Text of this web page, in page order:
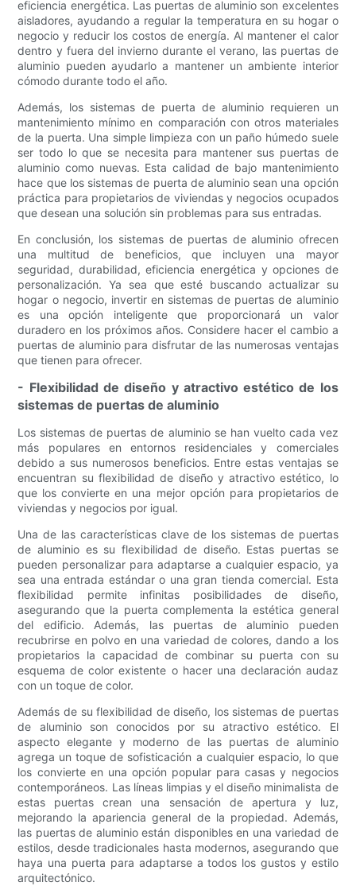
eficiencia energética. Las puertas de aluminio son excelentes
aisladores, ayudando a regular la temperatura en su hogar o
negocio y reducir los costos de energía. Al mantener el calor
dentro y fuera del invierno durante el verano, las puertas de
aluminio pueden ayudarlo a mantener un ambiente interior
cómodo durante todo el año.
Además, los sistemas de puerta de aluminio requieren un
mantenimiento mínimo en comparación con otros materiales
de la puerta. Una simple limpieza con un paño húmedo suele
ser todo lo que se necesita para mantener sus puertas de
aluminio como nuevas. Esta calidad de bajo mantenimiento
hace que los sistemas de puerta de aluminio sean una opción
práctica para propietarios de viviendas y negocios ocupados
que desean una solución sin problemas para sus entradas.
En conclusión, los sistemas de puertas de aluminio ofrecen
una multitud de beneficios, que incluyen una mayor
seguridad, durabilidad, eficiencia energética y opciones de
personalización. Ya sea que esté buscando actualizar su
hogar o negocio, invertir en sistemas de puertas de aluminio
es una opción inteligente que proporcionará un valor
duradero en los próximos años. Considere hacer el cambio a
puertas de aluminio para disfrutar de las numerosas ventajas
que tienen para ofrecer.
- Flexibilidad de diseño y atractivo estético de los
sistemas de puertas de aluminio
Los sistemas de puertas de aluminio se han vuelto cada vez
más populares en entornos residenciales y comerciales
debido a sus numerosos beneficios. Entre estas ventajas se
encuentran su flexibilidad de diseño y atractivo estético, lo
que los convierte en una mejor opción para propietarios de
viviendas y negocios por igual.
Una de las características clave de los sistemas de puertas
de aluminio es su flexibilidad de diseño. Estas puertas se
pueden personalizar para adaptarse a cualquier espacio, ya
sea una entrada estándar o una gran tienda comercial. Esta
flexibilidad permite infinitas posibilidades de diseño,
asegurando que la puerta complementa la estética general
del edificio. Además, las puertas de aluminio pueden
recubrirse en polvo en una variedad de colores, dando a los
propietarios la capacidad de combinar su puerta con su
esquema de color existente o hacer una declaración audaz
con un toque de color.
Además de su flexibilidad de diseño, los sistemas de puertas
de aluminio son conocidos por su atractivo estético. El
aspecto elegante y moderno de las puertas de aluminio
agrega un toque de sofisticación a cualquier espacio, lo que
los convierte en una opción popular para casas y negocios
contemporáneos. Las líneas limpias y el diseño minimalista de
estas puertas crean una sensación de apertura y luz,
mejorando la apariencia general de la propiedad. Además,
las puertas de aluminio están disponibles en una variedad de
estilos, desde tradicionales hasta modernos, asegurando que
haya una puerta para adaptarse a todos los gustos y estilo
arquitectónico.